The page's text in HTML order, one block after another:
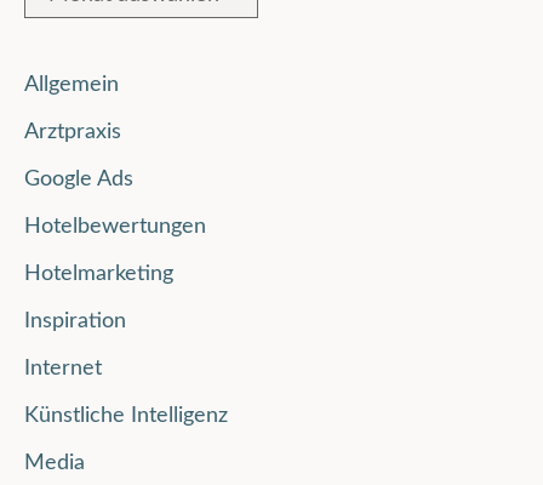
Allgemein
Arztpraxis
Google Ads
Hotelbewertungen
Hotelmarketing
Inspiration
Internet
Künstliche Intelligenz
Media